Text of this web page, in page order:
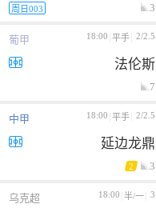
周日003 3
葡甲 18:00 平手 2/2.5
法伦斯
7
中甲 18:00 平手 2/2.5
延边龙鼎
2 3
乌克超 18:00 半/一 3